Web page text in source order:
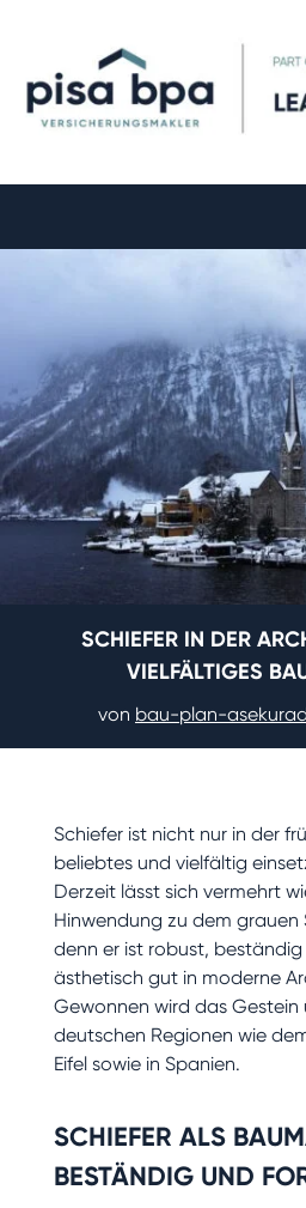
SCHIEFER IN DER
VIELFÄLTIGES
von bau-plan-
Schiefer ist nicht nur in der
beliebtes und vielfältig
Derzeit lässt sich vermehrt
Hinwendung zu dem
denn er ist robust,
ästhetisch gut in moderne
Gewonnen wird das Gestein
deutschen Regionen wie
Eifel sowie in Spanien.
SCHIEFER ALS
BESTÄNDIG UND